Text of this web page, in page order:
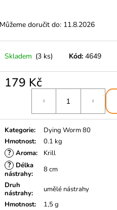
Můžeme doručit do: 11.8.2026
Skladem (3 ks) Kód: 4649
179 Kč
Kategorie:
Dying Worm 80
Hmotnost: 0.1 kg
? Aroma: Krill
?
Délka
nástrahy:
8 cm
Druh
nástrahy:
umělé nástrahy
Hmotnost: 1,5 g